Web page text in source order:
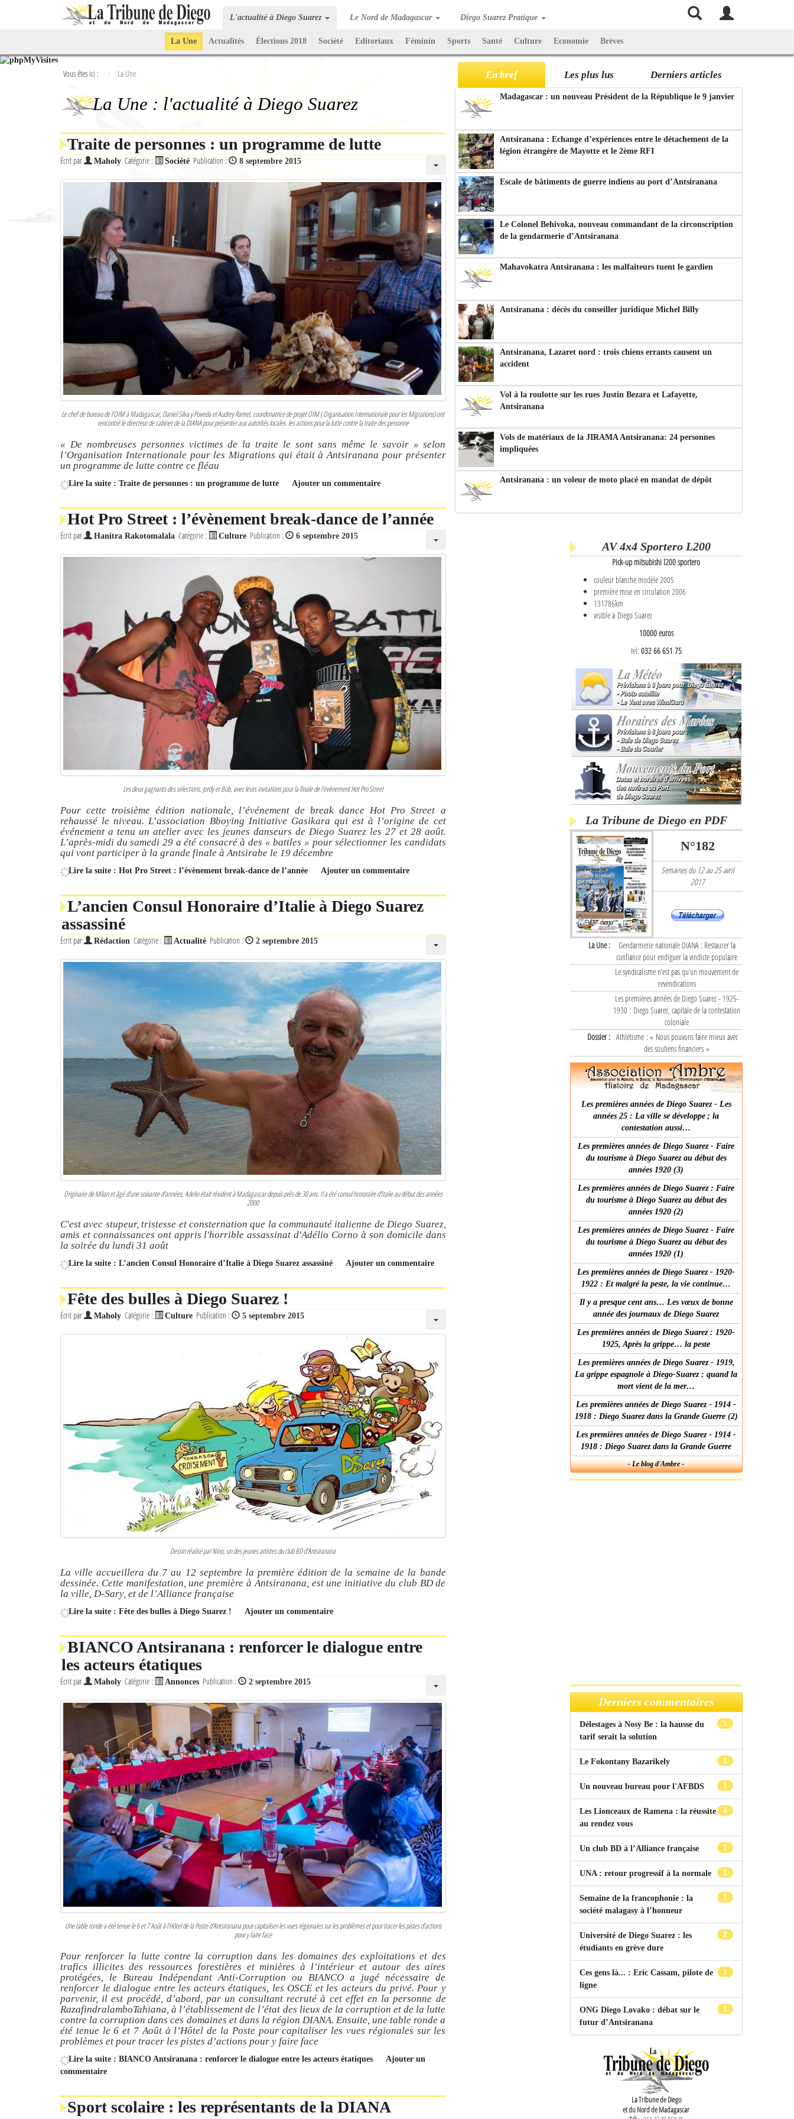
L'actualité à Diego Suarez Le Nord de Madagascar Diego Suarez Pratique
La Une Actualités Élections 2018 Société Editoriaux Féminin Sports Santé Culture Economie Brèves
Vous êtes ici : La Une
La Une : l'actualité à Diego Suarez
Traite de personnes : un programme de lutte
Écrit par Maholy Catégorie : Société Publication : 8 septembre 2015
Le chef de bureau de l’OIM à Madagascar, Daniel Silva y Poveda et Audrey Ramel, coordonatrice de projet OIM ( Organisation Internationale pour les Migrations) ont
rencontré le directeur de cabinet de la DIANA pour présenter aux autorités locales les actions pour la lutte contre la traite des personne
« De nombreuses personnes victimes de la traite le sont sans même le savoir » selon
l’Organisation Internationale pour les Migrations qui était à Antsiranana pour présenter
un programme de lutte contre ce fléau
Lire la suite : Traite de personnes : un programme de lutte Ajouter un commentaire
Hot Pro Street : l’évènement break-dance de l’année
Écrit par Hanitra Rakotomalala Catégorie : Culture Publication : 6 septembre 2015
Les deux gagnants des sélections, Jordy et Bob, avec leurs invitations pour la finale de l’évènement Hot Pro Street
Pour cette troisième édition nationale, l’événement de break dance Hot Pro Street a
rehaussé le niveau. L’association Bboying Initiative Gasikara qui est à l’origine de cet
événement a tenu un atelier avec les jeunes danseurs de Diego Suarez les 27 et 28 août.
L’après-midi du samedi 29 a été consacré à des « battles » pour sélectionner les candidats
qui vont participer à la grande finale à Antsirabe le 19 décembre
Lire la suite : Hot Pro Street : l’évènement break-dance de l’année Ajouter un commentaire
L’ancien Consul Honoraire d’Italie à Diego Suarez
assassiné
Écrit par Rédaction Catégorie : Actualité Publication : 2 septembre 2015
Originaire de Milan et âgé d'une soixante d'années, Adelio était résident à Madagascar depuis près de 30 ans. Il a été consul honoraire d'Italie au début des années
2000
C'est avec stupeur, tristesse et consternation que la communauté italienne de Diego Suarez,
amis et connaissances ont appris l'horrible assassinat d'Adélio Corno à son domicile dans
la soirée du lundi 31 août
Lire la suite : L’ancien Consul Honoraire d’Italie à Diego Suarez assassiné Ajouter un commentaire
Fête des bulles à Diego Suarez !
Écrit par Maholy Catégorie : Culture Publication : 5 septembre 2015
Dessin réalisé par Nino, un des jeunes artistes du club BD d'Antsiranana
La ville accueillera du 7 au 12 septembre la première édition de la semaine de la bande
dessinée. Cette manifestation, une première à Antsiranana, est une initiative du club BD de
la ville, D-Sary, et de l’Alliance française
Lire la suite : Fête des bulles à Diego Suarez ! Ajouter un commentaire
BIANCO Antsiranana : renforcer le dialogue entre
les acteurs étatiques
Écrit par Maholy Catégorie : Annonces Publication : 2 septembre 2015
Une table ronde a été tenue le 6 et 7 Août à l’Hôtel de la Poste d'Antsiranana pour capitaliser les vues régionales sur les problèmes et pour tracer les pistes d’actions
pour y faire face
Pour renforcer la lutte contre la corruption dans les domaines des exploitations et des
trafics illicites des ressources forestières et minières à l’intérieur et autour des aires
protégées, le Bureau Indépendant Anti-Corruption ou BIANCO a jugé nécessaire de
renforcer le dialogue entre les acteurs étatiques, les OSCE et les acteurs du privé. Pour y
parvenir, il est procédé, d’abord, par un consultant recruté à cet effet en la personne de
RazafindralamboTahiana, à l’établissement de l’état des lieux de la corruption et de la lutte
contre la corruption dans ces domaines et dans la région DIANA. Ensuite, une table ronde a
été tenue le 6 et 7 Août à l’Hôtel de la Poste pour capitaliser les vues régionales sur les
problèmes et pour tracer les pistes d’actions pour y faire face
Lire la suite : BIANCO Antsiranana : renforcer le dialogue entre les acteurs étatiques
Ajouter un
commentaire
Sport scolaire : les représentants de la DIANA
En bref Les plus lus Derniers articles
Madagascar : un nouveau Président de la République le 9 janvier
Antsiranana : Echange d’expériences entre le détachement de la
légion étrangère de Mayotte et le 2ème RFI
Escale de bâtiments de guerre indiens au port d’Antsiranana
Le Colonel Behivoka, nouveau commandant de la circonscription
de la gendarmerie d’Antsiranana
Mahavokatra Antsiranana : les malfaiteurs tuent le gardien
Antsiranana : décès du conseiller juridique Michel Billy
Antsiranana, Lazaret nord : trois chiens errants causent un
accident
Vol à la roulotte sur les rues Justin Bezara et Lafayette,
Antsiranana
Vols de matériaux de la JIRAMA Antsiranana: 24 personnes
impliquées
Antsiranana : un voleur de moto placé en mandat de dépôt
AV 4x4 Sportero L200
Pick-up mitsubishi l200 sportero
couleur blanche modèle 2005
première mise en circulation 2006
131786km
visible à Diego Suarez
10000 euros
tel: 032 66 651 75
La Tribune de Diego en PDF
N°182
Semaines du 12 au 25 avril
2017
La Une :
Gendarmerie nationale DIANA : Restaurer la
confiance pour endiguer la vindicte populaire
Le syndicalisme n’est pas qu’un mouvement de
revendications
Les premières années de Diego Suarez - 1925-
1930 : Diego Suarez, capitale de la contestation
coloniale
Dossier : Athlétisme : « Nous pouvons faire mieux avec
des soutiens financiers »
Les premières années de Diego Suarez - Les
années 25 : La ville se développe ; la
contestation aussi…
Les premières années de Diego Suarez - Faire
du tourisme à Diego Suarez au début des
années 1920 (3)
Les premières années de Diego Suarez : Faire
du tourisme à Diego Suarez au début des
années 1920 (2)
Les premières années de Diego Suarez - Faire
du tourisme à Diego Suarez au début des
années 1920 (1)
Les premières années de Diego Suarez - 1920-
1922 : Et malgré la peste, la vie continue…
Il y a presque cent ans… Les vœux de bonne
année des journaux de Diego Suarez
Les premières années de Diego Suarez : 1920-
1925, Après la grippe… la peste
Les premières années de Diego Suarez - 1919,
La grippe espagnole à Diego-Suarez : quand la
mort vient de la mer…
Les premières années de Diego Suarez - 1914 -
1918 : Diego Suarez dans la Grande Guerre (2)
Les premières années de Diego Suarez - 1914 -
1918 : Diego Suarez dans la Grande Guerre
- Le blog d'Ambre -
Derniers commentaires
1
Délestages à Nosy Be : la hausse du
tarif serait la solution
1
Le Fokontany Bazarikely
1
Un nouveau bureau pour l'AFBDS
4
Les Lionceaux de Ramena : la réussite
au rendez vous
1
Un club BD à l’Alliance française
1
UNA : retour progressif à la normale
1
Semaine de la francophonie : la
société malagasy à l’honneur
2
Université de Diego Suarez : les
étudiants en grève dure
1
Ces gens là... : Eric Cassam, pilote de
ligne
1
ONG Diego Lovako : débat sur le
futur d’Antsiranana
La Tribune de Diego
et du Nord de Madagascar